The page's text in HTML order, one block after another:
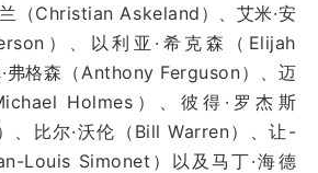
（Christian Askeland）、艾米·安
）、以利亚·希克森（Elijah
弗格森（Anthony Ferguson）、迈
Holmes）、彼得·罗杰斯
、比尔·沃伦（Bill Warren）、让-
Louis Simonet）以及马丁·海德